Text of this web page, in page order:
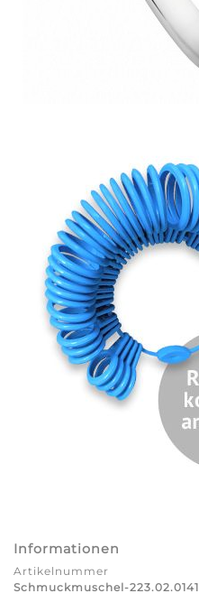
Informationen
Artikelnummer
Schmuckmuschel-223.02.0141